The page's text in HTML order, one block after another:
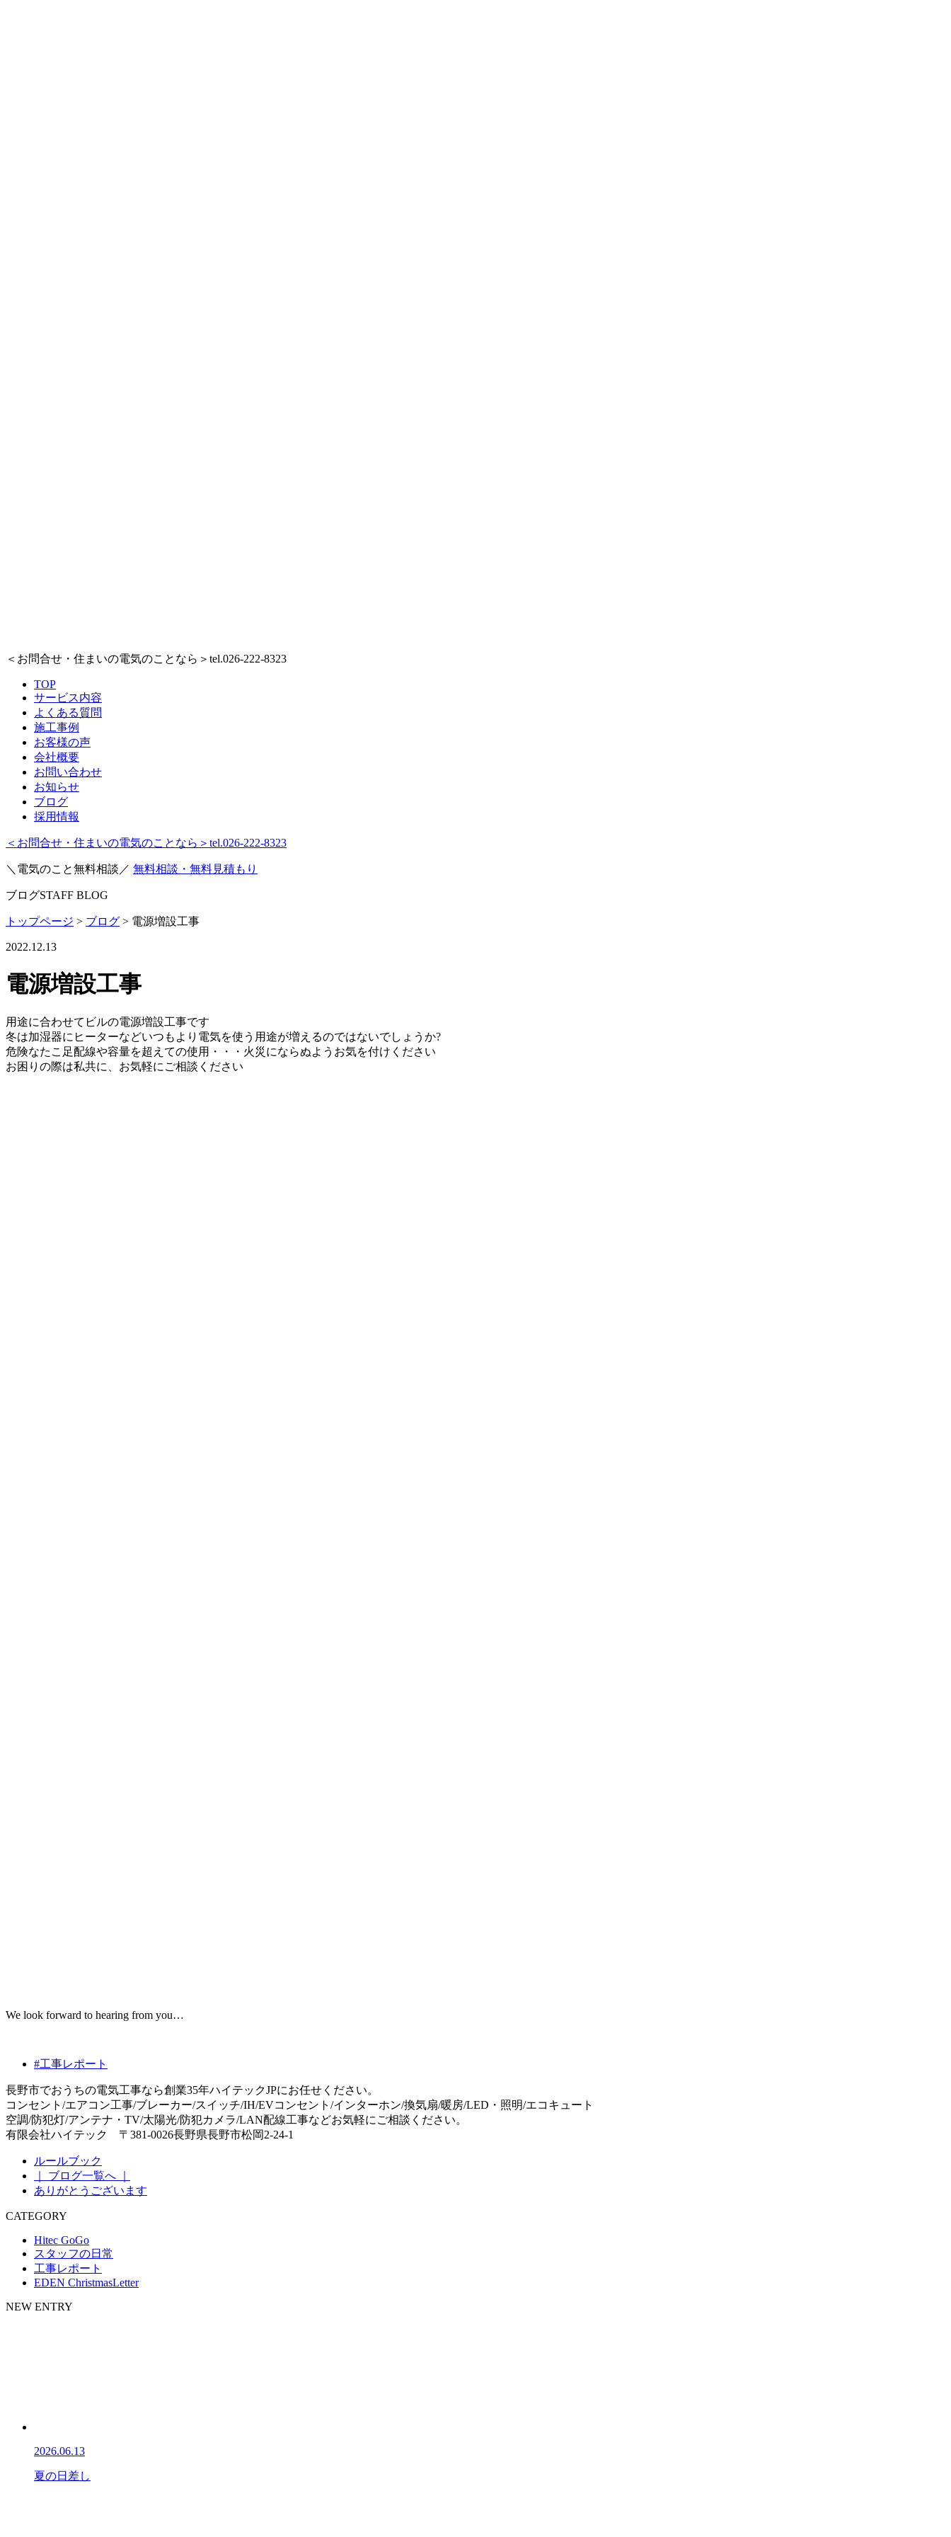
＜お問合せ・住まいの電気のことなら＞ tel.026-222-8323
TOP
サービス内容
よくある質問
施工事例
お客様の声
会社概要
お問い合わせ
お知らせ
ブログ
採用情報
＜お問合せ・住まいの電気のことなら＞ tel.026-222-8323
＼電気のこと無料相談／ 無料相談・無料見積もり
ブログSTAFF BLOG
トップページ > ブログ > 電源増設工事
2022.12.13
電源増設工事
用途に合わせてビルの電源増設工事です
冬は加湿器にヒーターなどいつもより電気を使う用途が増えるのではないでしょうか?
危険なたこ足配線や容量を超えての使用・・・火災にならぬようお気を付けください
お困りの際は私共に、お気軽にご相談ください
We look forward to hearing from you…
#工事レポート
長野市でおうちの電気工事なら創業35年ハイテックJPにお任せください。
コンセント/エアコン工事/ブレーカー/スイッチ/IH/EVコンセント/インターホン/換気扇/暖房/LED・照明/エコキュート
空調/防犯灯/アンテナ・TV/太陽光/防犯カメラ/LAN配線工事などお気軽にご相談ください。
有限会社ハイテック 〒381-0026長野県長野市松岡2-24-1
ルールブック
｜ ブログ一覧へ ｜
ありがとうございます
CATEGORY
Hitec GoGo
スタッフの日常
工事レポート
EDEN ChristmasLetter
NEW ENTRY
2026.06.13
夏の日差し